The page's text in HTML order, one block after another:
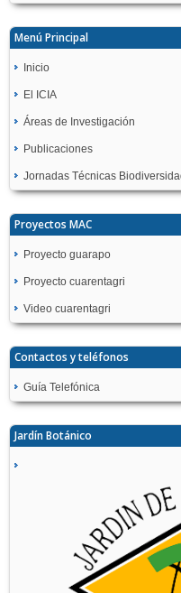
Menú Principal
Inicio
El ICIA
Áreas de Investigación
Publicaciones
Jornadas Técnicas
Proyectos MAC
Proyecto guarapo
Proyecto cuarentagri
Video cuarentagri
Contactos y teléfonos
Guía Telefónica
Jardín Botánico